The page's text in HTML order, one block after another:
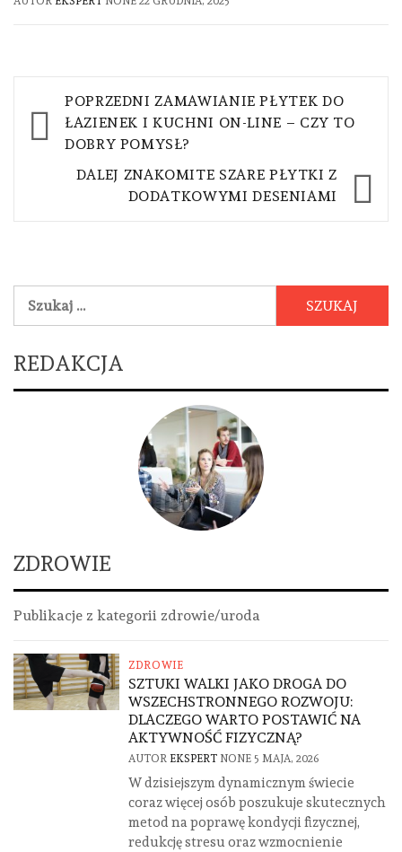
Nawigacja
wpisu
POPRZEDNI ZAMAWIANIE PŁYTEK DO
ŁAZIENEK I KUCHNI ON-LINE – CZY TO
DOBRY POMYSŁ?
DALEJ ZNAKOMITE SZARE PŁYTKI Z
DODATKOWYMI DESENIAMI
Szukaj:
REDAKCJA
ZDROWIE
Publikacje z kategorii zdrowie/uroda
ZDROWIE
SZTUKI WALKI JAKO DROGA DO
WSZECHSTRONNEGO ROZWOJU:
DLACZEGO WARTO POSTAWIĆ NA
AKTYWNOŚĆ FIZYCZNĄ?
AUTOR EKSPERT NONE 5 MAJA, 2026
W dzisiejszym dynamicznym świecie
coraz więcej osób poszukuje skutecznych
metod na poprawę kondycji fizycznej,
redukcję stresu oraz wzmocnienie